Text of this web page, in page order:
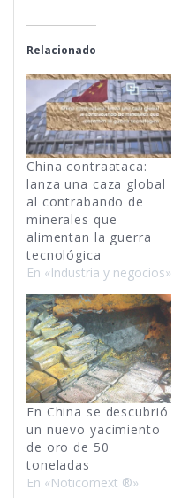
Relacionado
China contraataca:
lanza una caza global
al contrabando de
minerales que
alimentan la guerra
tecnológica
En «Industria y negocios»
En China se descubrió
un nuevo yacimiento
de oro de 50
toneladas
En «Noticomext ®»